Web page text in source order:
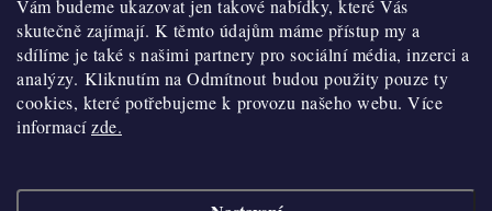
Vám budeme ukazovat jen takové nabídky, které Vás
skutečně zajímají. K těmto údajům máme přístup my a
sdílíme je také s našimi partnery pro sociální média, inzerci a
analýzy. Kliknutím na Odmítnout budou použity pouze ty
cookies, které potřebujeme k provozu našeho webu. Více
informacízde.
Hodnocení obchodu
Blog
Moje objednávka
Kontakty
O nákupu
Reklamace a vratky
Výdejní místa